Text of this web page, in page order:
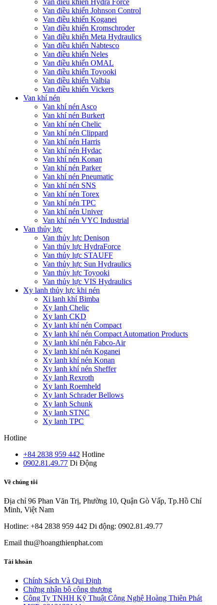
Van điều khiển Johnson Control
Van điều khiển Koganei
Van điều khiển Kromschroder
Van điều khiển Meta Hydraulics
Van điều khiển Nabtesco
Van điều khiển Neles
Van điều khiển OMAL
Van điều khiển Toyooki
Van điều khiển Valbia
Van điều khiển Vickers
Van khí nén
Van khí nén Asco
Van khí nén Burkert
Van khí nén Chelic
Van khí nén Clippard
Van khí nén Harris
Van khí nén Hydac
Van khí nén Konan
Van khí nén Parker
Van khí nén Pneumatic
Van khí nén SNS
Van khí nén Torex
Van khí nén TPC
Van khí nén Univer
Van khí nén VYC Industrial
Van thủy lực
Van thủy lực Denison
Van thủy lực HydraForce
Van thủy lực STAUFF
Van thủy lực Sun Hydraulics
Van thủy lực Toyooki
Van thủy lực VIS Hydraulics
Xy lanh thủy lực khi nén
Xi lanh khí Bimba
Xy lanh Chelic
Xy lanh CKD
Xy lanh khí nén Compact
Xy lanh khí nén Compact Automation Products
Xy lanh khí nén Fabco-Air
Xy lanh khí nén Koganei
Xy lanh khí nén Konan
Xy lanh khí nén Sheffer
Xy lanh Rexroth
Xy lanh Roemheld
Xy lanh Schrader Bellows
Xy lanh Schunk
Xy lanh STNC
Xy lanh TPC
Hotline
+84 2838 959 442 Hotline
0902.81.49.77 Di Động
Về chúng tôi
Địa chỉ 96 Phan Văn Trị, Phường 10, Quận Gò Vấp, Tp.Hồ Chí
Minh, Việt Nam
Hotline: +84 2838 959 442 Di động: 0902.81.49.77
Email thu@hoangthienphat.com
Tài khoản
Chính Sách Và Qui Định
Chứng nhận bộ công thương
Công Ty TNHH Kỹ Thuật Công Nghệ Hoàng Thiên Phát